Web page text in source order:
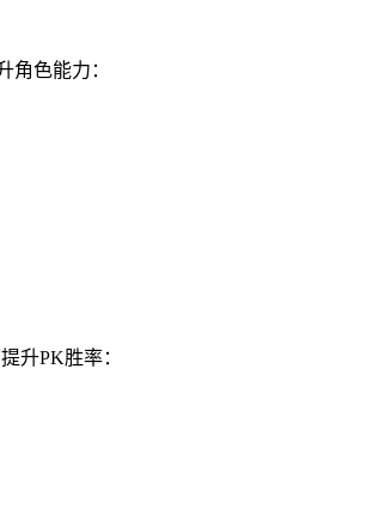
角色能力：
升PK胜率：